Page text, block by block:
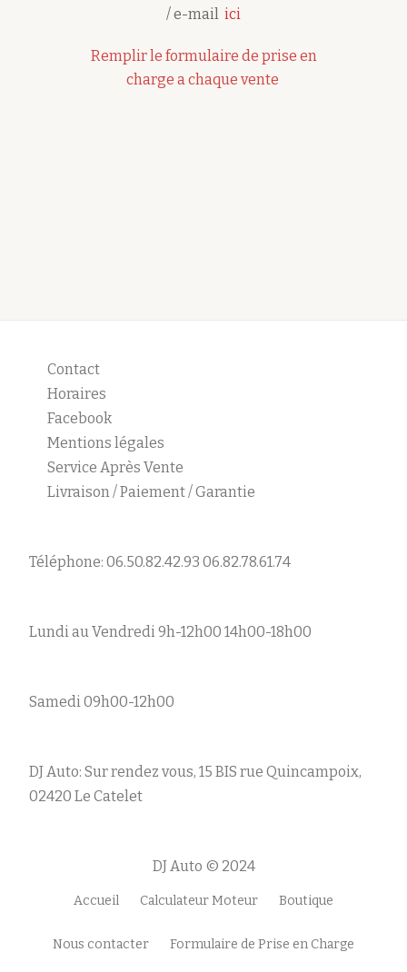
/ e-mail ici
Remplir le formulaire de prise en
charge a chaque vente
Contact
Horaires
Facebook
Mentions légales
Service Après Vente
Livraison / Paiement / Garantie
Téléphone: 06.50.82.42.93 06.82.78.61.74
Lundi au Vendredi 9h-12h00 14h00-18h00
Samedi 09h00-12h00
DJ Auto: Sur rendez vous, 15 BIS rue Quincampoix,
02420 Le Catelet
DJ Auto © 2024
Accueil Calculateur Moteur Boutique
Nous contacter Formulaire de Prise en Charge